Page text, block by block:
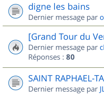
digne les bains
Dernier message par
[Grand Tour du
Dernier message par
Réponses : 80
SAINT RAPHAEL-
Dernier message par